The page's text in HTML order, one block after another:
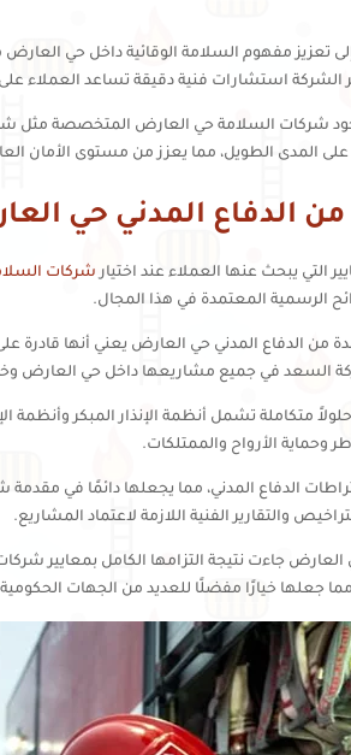
مفهوم السلامة الوقائية داخل حي
استشارات فنية دقيقة تساعد العملاء
شركات السلامة حي العارض المتخصصة مثل
المدى الطويل، مما يعزز من مستوى الأمان
الدفاع المدني حي
التي يبحث عنها العملاء عند اختيار شركات
الرسمية المعتمدة في هذا المجال.
الدفاع المدني حي العارض يعني أنها قادرة
السعد في جميع مشاريعها داخل حي العارض
متكاملة تشمل أنظمة الإنذار المبكر
وحماية الأرواح والممتلكات.
الدفاع المدني، مما يجعلها دائمًا في
والتقارير الفنية اللازمة لاعتماد المشاريع.
جاءت نتيجة التزامها الكامل بمعايير
جعلها خيارًا مفضلًا للعديد من الجهات